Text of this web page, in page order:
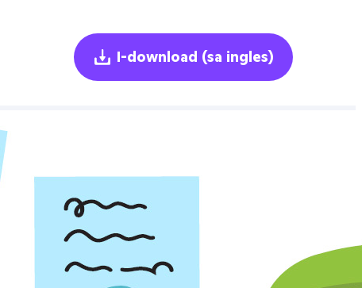
I-download (sa ingles)